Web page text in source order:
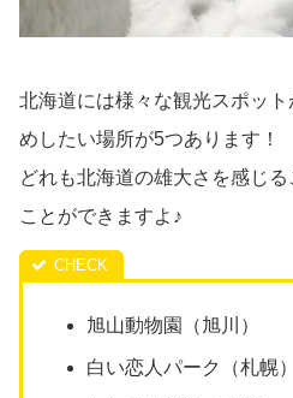
北海道には様々な観光スポッ
めしたい場所が5つあります！
どれも北海道の雄大さを感じ
ことができますよ♪
旭山動物園（旭川）
白い恋人パーク（札幌）